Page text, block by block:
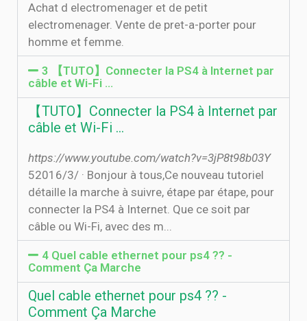
Achat d electromenager et de petit
electromenager. Vente de pret-a-porter pour
homme et femme.
3 【TUTO】Connecter la PS4 à Internet par
câble et Wi-Fi …
【TUTO】Connecter la PS4 à Internet par
câble et Wi-Fi …
https://www.youtube.com/watch?v=3jP8t98b03Y
5‏‏/3‏‏/2016 · Bonjour à tous,Ce nouveau tutoriel
détaille la marche à suivre, étape par étape, pour
connecter la PS4 à Internet. Que ce soit par
câble ou Wi-Fi, avec des m...
4 Quel cable ethernet pour ps4 ?? -
Comment Ça Marche
Quel cable ethernet pour ps4 ?? -
Comment Ça Marche